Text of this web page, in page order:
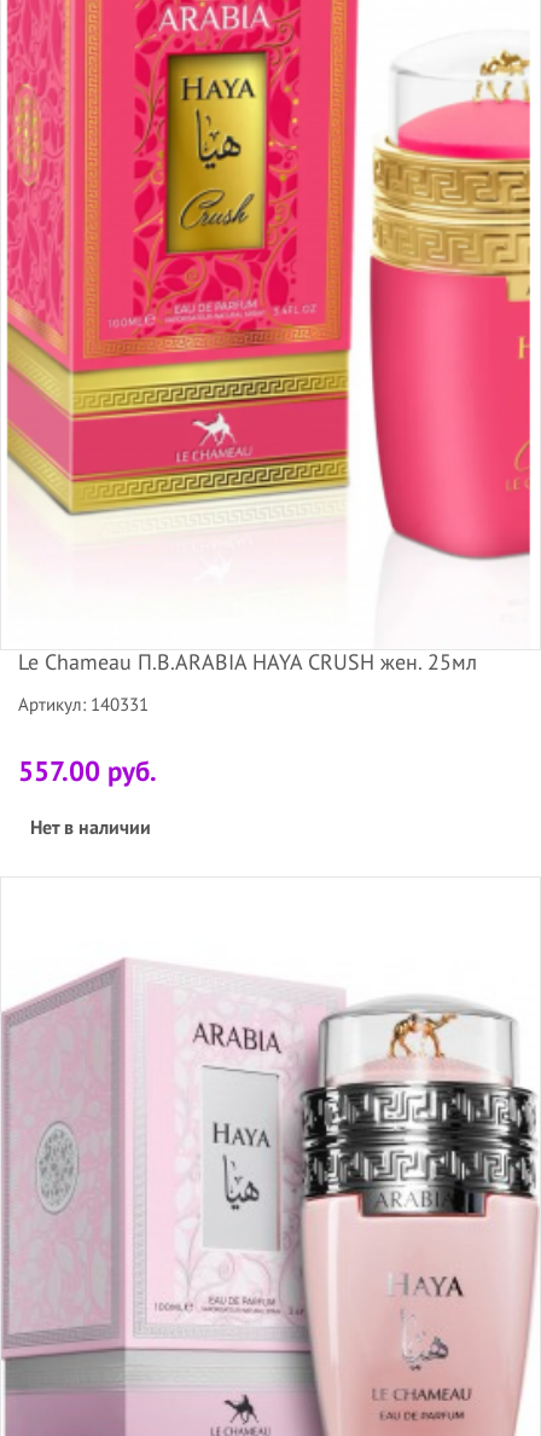
Le Chameau П.В.ARABIA HAYA CRUSH жен. 25мл
Артикул: 140331
557.00 руб.
Нет в наличии